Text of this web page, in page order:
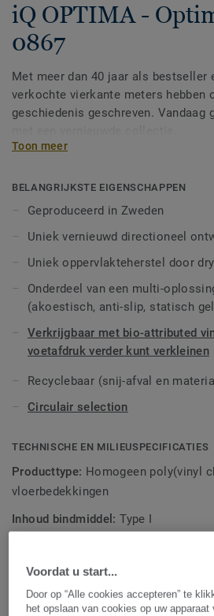
iQ OPTIMA -
0867
Met meer dan 40 jaar als bestseller
verkochte vierkante meters hebben
geschiedenis geschreven. Vandaag
collectie geïnspireerd op de zachte
Optima heeft een vernieuwd
doorschijnende chips, exclusief voor
verkrijgbaar is in 3 patronen en 55
iQ Optima staat bekend om zijn
oppervlakrestauratie, een
levensduur verlengt en een
iQ Optima is speciaal ontworpen
collecties, en is verkrijgbaar in een
technische assortimenten die
geleidende en dissipatieve
De serie wordt geproduceerd in
erkend voor duurzame prestaties,
Toon meer
BELANGRIJKSTE EIGENSCHAPPEN
Geproduceerd in Zweden
Uniek vernieuwd directioneel
Uniek oppervlakteherstel door
Onderdeel van een multi-
(akoestisch, anti-slip, statisch
Verkrijgbaar met bio-attributed
voetafdruk verder kunt verkleinen
Recyclebaar (snij-afval en
Circulair selection
TECHNISCHE EN MILIEUSPECIFICATIES
Producttype: Homogeen poly(vinyl
vloerbedekkingen
Inhoud bindmiddel:Type I
Industriële classificatie:
Oppervlaktebehandeling:New iQ
Voordat u start...
Door op “Alle cookies accepteren” te
het opslaan van cookies op uw apparaat